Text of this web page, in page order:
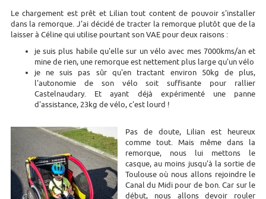
Le chargement est prêt et Lilian tout content de pouvoir s'installer
dans la remorque. J'ai décidé de tracter la remorque plutôt que de la
laisser à Céline qui utilise pourtant son VAE pour deux raisons :
je suis plus habile qu'elle sur un vélo avec mes 7000kms/an et
mine de rien, une remorque est nettement plus large qu'un vélo
je ne suis pas sûr qu'en tractant environ 50kg de plus,
l'autonomie de son vélo soit suffisante pour rallier
Castelnaudary. Et ayant déjà expérimenté une panne
d'assistance, 23kg de vélo, c'est lourd !
Pas de doute, Lilian est heureux
comme tout. Mais même dans la
remorque, nous lui mettons le
casque, au moins jusqu'à la sortie de
Toulouse où nous allons rejoindre le
Canal du Midi pour de bon. Car sur le
début, nous allons devoir rouler